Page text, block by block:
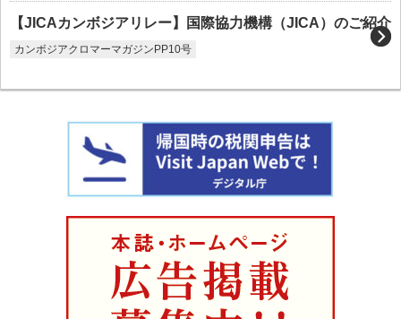
【JICAカンボジアリレー】国際協力機構（JICA）のご紹介
カンボジアクロマーマガジンPP10号